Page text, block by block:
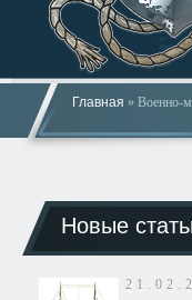
Главная » Военно-
Новые